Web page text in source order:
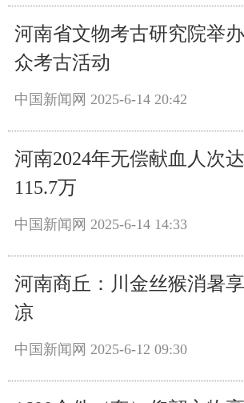
河南省文物考古研究院举
众考古活动
中国新闻网 2025-6-14 20:42
河南2024年无偿献血人次达
115.7万
中国新闻网 2025-6-14 14:33
河南商丘：川金丝猴消暑
凉
中国新闻网 2025-6-12 09:30